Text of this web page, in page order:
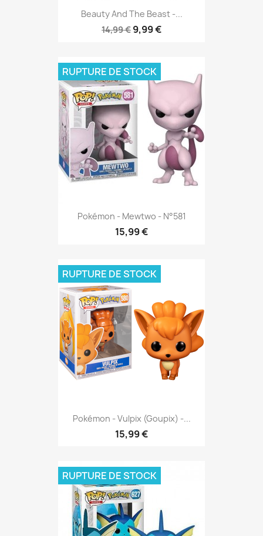
Beauty And The Beast -...
14,99 € 9,99 €
Pokémon - Mewtwo - N°581
15,99 €
RUPTURE DE STOCK
Pokémon - Vulpix (Goupix) -...
15,99 €
RUPTURE DE STOCK
RUPTURE DE STOCK